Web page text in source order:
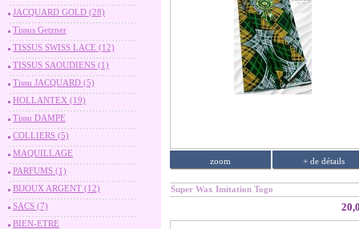
JACQUARD GOLD (28)
Tissus Getzner
TISSUS SWISS LACE (12)
TISSUS SAOUDIENS (1)
Tissu JACQUARD (5)
HOLLANTEX (19)
Tissu DAMPE
COLLIERS (5)
MAQUILLAGE
PARFUMS (1)
BIJOUX ARGENT (12)
SACS (7)
BIEN-ETRE
zoom + de détails
Super Wax Imitation Togo